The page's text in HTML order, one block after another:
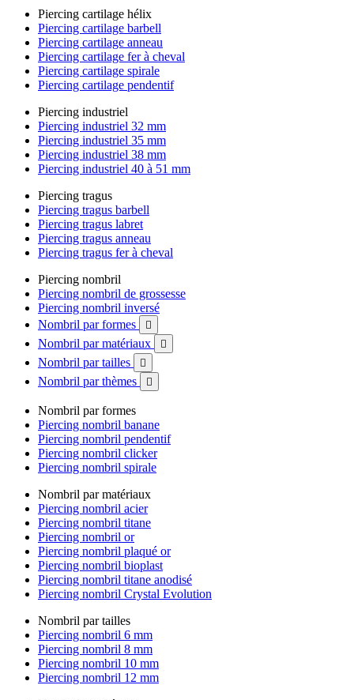
Piercing cartilage hélix
Piercing cartilage barbell
Piercing cartilage anneau
Piercing cartilage fer à cheval
Piercing cartilage spirale
Piercing cartilage pendentif
Piercing industriel
Piercing industriel 32 mm
Piercing industriel 35 mm
Piercing industriel 38 mm
Piercing industriel 40 à 51 mm
Piercing tragus
Piercing tragus barbell
Piercing tragus labret
Piercing tragus anneau
Piercing tragus fer à cheval
Piercing nombril
Piercing nombril de grossesse
Piercing nombril inversé
Nombril par formes

Nombril par matériaux 
Nombril par tailles 
Nombril par thèmes 
Nombril par formes
Piercing nombril banane
Piercing nombril pendentif
Piercing nombril clicker
Piercing nombril spirale
Nombril par matériaux
Piercing nombril acier
Piercing nombril titane
Piercing nombril or
Piercing nombril plaqué or
Piercing nombril bioplast
Piercing nombril titane anodisé
Piercing nombril Crystal Evolution
Nombril par tailles
Piercing nombril 6 mm
Piercing nombril 8 mm
Piercing nombril 10 mm
Piercing nombril 12 mm